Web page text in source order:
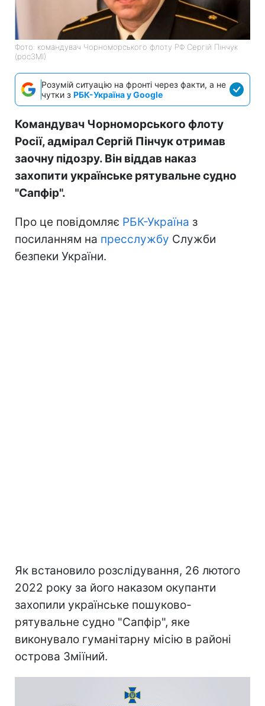
Фото: командувач Чорноморського флоту РФ Сергій Пінчук
(росЗМІ)
Розумій ситуацію на фронті через факти, а не
чутки з РБК-Україна у Google
Командувач Чорноморського флоту
Росії, адмірал Сергій Пінчук отримав
заочну підозру. Він віддав наказ
захопити українське рятувальне судно
"Сапфір".
Про це повідомляє РБК-Україна з
посиланням на пресслужбу Служби
безпеки України.
Як встановило розслідування, 26 лютого
2022 року за його наказом окупанти
захопили українське пошуково-
рятувальне судно "Сапфір", яке
виконувало гуманітарну місію в районі
острова Зміїний.